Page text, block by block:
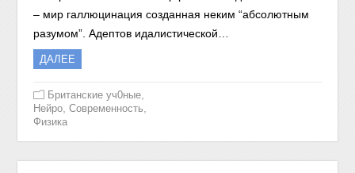
– мир галлюцинация созданная неким “абсолютным
разумом”. Адептов идалистической…
ДАЛЕЕ
Британские уч0ные,
Нейро,Современность,
Физика